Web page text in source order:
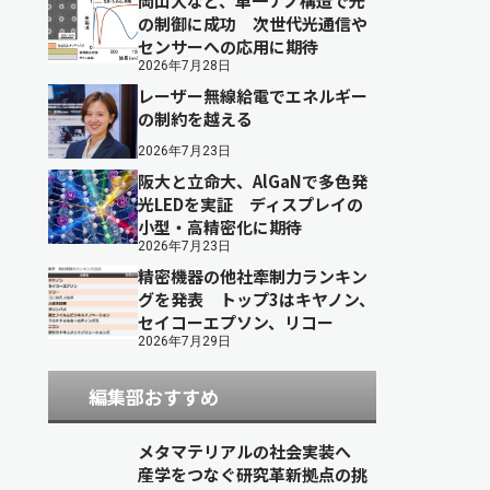
の制御に成功 次世代光通信や
センサーへの応用に期待
2026年7月28日
レーザー無線給電でエネルギー
の制約を越える
2026年7月23日
阪大と立命大、AlGaNで多色発
光LEDを実証 ディスプレイの
小型・高精密化に期待
2026年7月23日
精密機器の他社牽制力ランキン
グを発表 トップ3はキヤノン、
セイコーエプソン、リコー
2026年7月29日
編集部おすすめ
メタマテリアルの社会実装へ
産学をつなぐ研究革新拠点の挑